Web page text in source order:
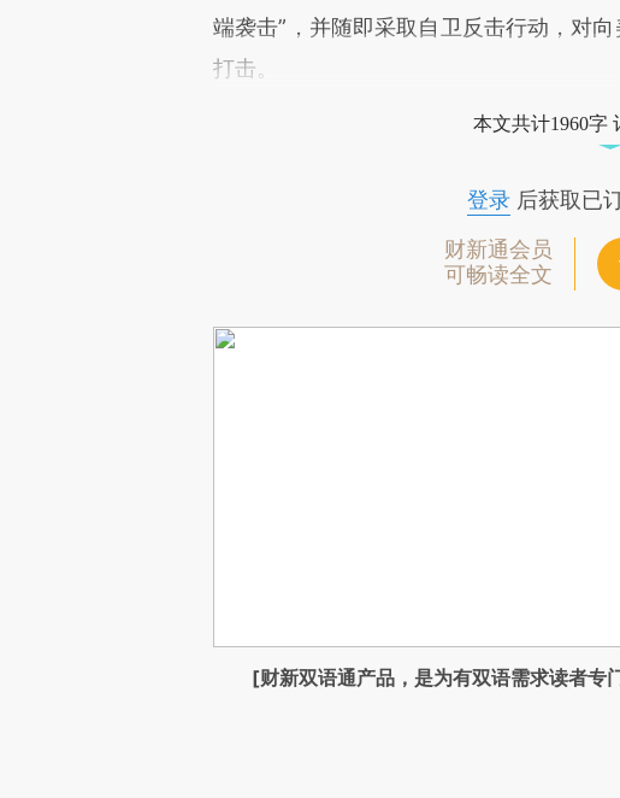
端袭击”，并随即采取自卫反击行动，对
打击。
本文共计1960字
登录后获取已
财新通会员
可畅读全文
[财新双语通产品，是为有双语需求读者专